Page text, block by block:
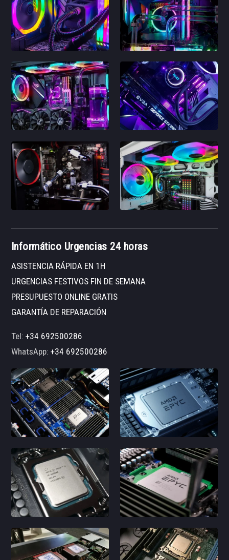
Informático Urgencias 24 horas
ASISTENCIA RÁPIDA EN 1H
URGENCIAS FESTIVOS FIN DE SEMANA
PRESUPUESTO ONLINE GRATIS
GARANTÍA DE REPARACIÓN
Tel:+34 692500286
WhatsApp:+34 692500286